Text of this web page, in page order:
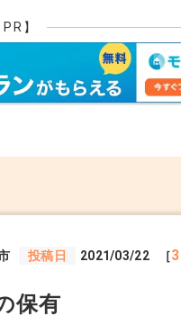
係なく競売リスク
れない
き込まれる
PR】
投稿日 2021/03/22 ［3
保有